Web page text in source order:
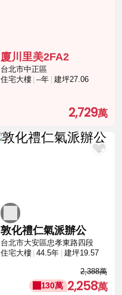
廈川里美2FA2
台北市中正區
住宅大樓
--年 建坪27.06
2,729
敦化禮仁氣派辦公
台北市大安區忠孝東路四段
住宅大樓
44.5年 建坪19.57
2,388萬
130萬 2,258